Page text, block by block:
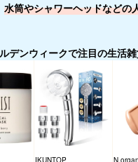
水筒やシャワーヘッドなどの
デンウィークで注目の生活